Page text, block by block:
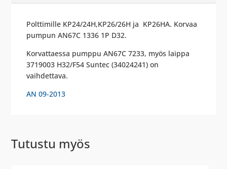
Polttimille KP24/24H,KP26/26H ja KP26HA. Korvaa
pumpun AN67C 1336 1P D32.
Korvattaessa pumppu AN67C 7233, myös laippa
3719003 H32/F54 Suntec (34024241) on
vaihdettava.
AN 09-2013
Tutustu myös